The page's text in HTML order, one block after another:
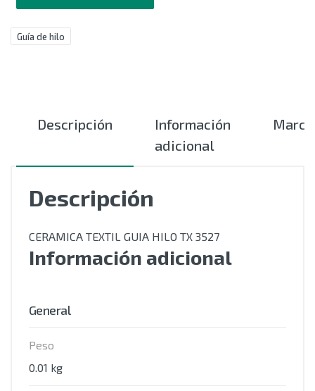
Guía de hilo
Descripción
Información
adicional
Marca
Descripción
CERAMICA TEXTIL GUIA HILO TX 3527
Información adicional
General
Peso
0.01 kg